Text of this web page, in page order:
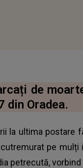
de
din Oradea.
la ultima postare
pe
petrecută,